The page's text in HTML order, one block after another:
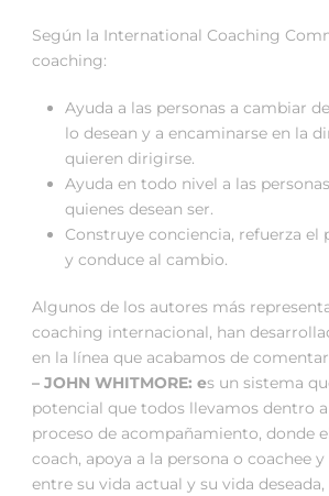
Según la International Coaching
coaching:
Ayuda a las personas a cambiar
lo desean y a encaminarse en la
quieren dirigirse.
Ayuda en todo nivel a las
quienes desean ser.
Construye conciencia, refuerza el
y conduce al cambio.
Algunos de los autores más
coaching internacional, han
en la línea que acabamos de
– JOHN WHITMORE: es un sistema
potencial que todos llevamos dentro
proceso de acompañamiento, donde
coach, apoya a la persona o coachee
entre su vida actual y su vida deseada,